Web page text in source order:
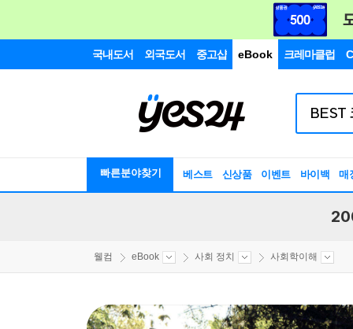
국내도서 외국도서 중고샵 eBook 크레마클럽
빠른분야찾기 베스트 신상품 이벤트 바이백 매
웰컴 eBook 사회 정치 사회학이해